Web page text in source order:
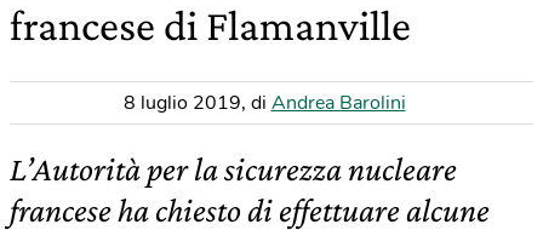
francese di Flamanville
8 luglio 2019, di Andrea Barolini
L’Autorità per la sicurezza nucleare
francese ha chiesto di effettuare alcune